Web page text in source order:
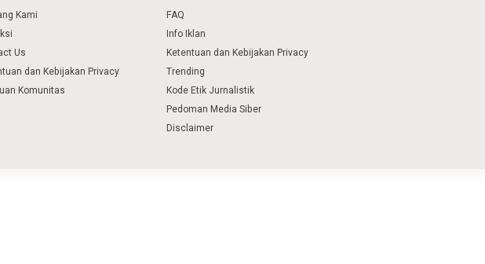
Kami
Us
dan Kebijakan Privacy
Komunitas
FAQ
Info Iklan
Ketentuan dan Kebijakan Privacy
Trending
Kode Etik Jurnalistik
Pedoman Media Siber
Disclaimer